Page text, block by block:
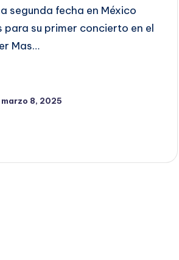
segunda fecha en México
para su primer concierto en el
Mas…
marzo 8, 2025